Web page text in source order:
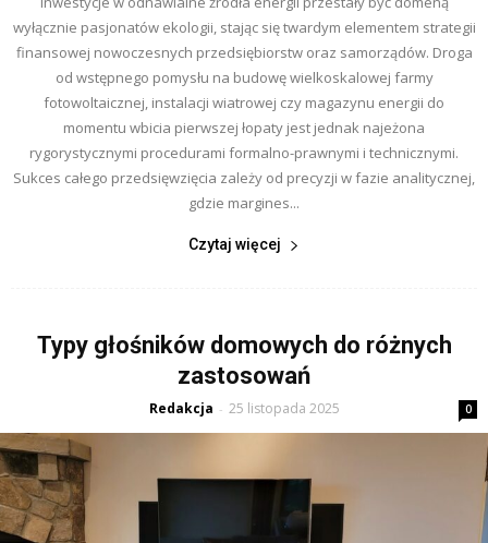
wyłącznie pasjonatów ekologii, stając się twardym elementem strategii
finansowej nowoczesnych przedsiębiorstw oraz samorządów. Droga
od wstępnego pomysłu na budowę wielkoskalowej farmy
fotowoltaicznej, instalacji wiatrowej czy magazynu energii do
momentu wbicia pierwszej łopaty jest jednak najeżona
rygorystycznymi procedurami formalno-prawnymi i technicznymi.
Sukces całego przedsięwzięcia zależy od precyzji w fazie analitycznej,
gdzie margines...
Czytaj więcej
Typy głośników domowych do różnych
zastosowań
Redakcja - 25 listopada 2025 0